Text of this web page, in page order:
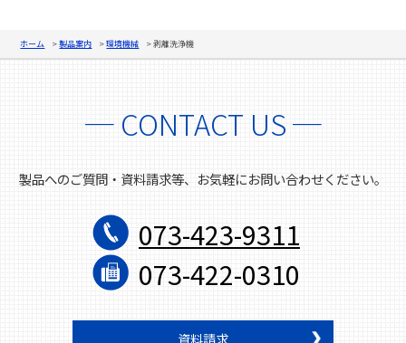
ホーム 製品案内 環境機械 剥離洗浄機
─ CONTACT US ─
製品へのご質問・資料請求等、お気軽にお問い合わせください。
073-423-9311
073-422-0310
資料請求